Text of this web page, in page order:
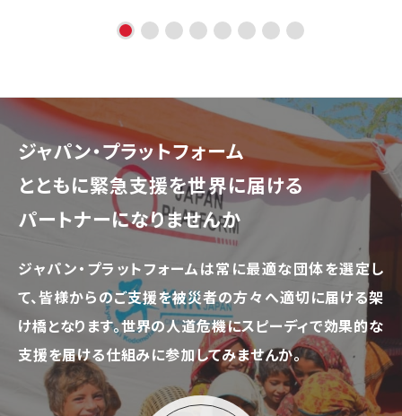
ジャパン・プラットフォーム
とともに緊急支援を世界に届ける
パートナーになりませんか
ジャパン・プラットフォームは常に最適な団体を選定し
て、皆様からのご支援を被災者の方々へ適切に届ける架
け橋となります。世界の人道危機にスピーディで効果的な
支援を届ける仕組みに参加してみませんか。